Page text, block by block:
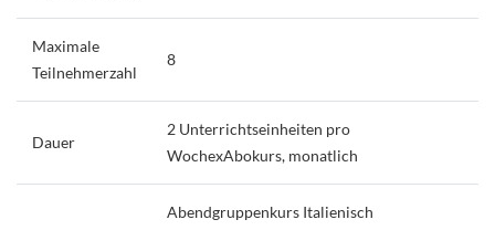
Maximale
Teilnehmerzahl
8
Dauer
2 Unterrichtseinheiten pro
WochexAbokurs, monatlich
Abendgruppenkurs Italienisch